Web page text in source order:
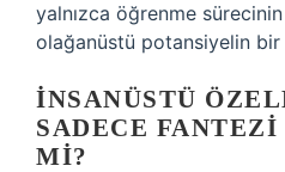
yalnızca öğrenme
olağanüstü potansiyelin bir
İNSANÜSTÜ
SADECE
MI?